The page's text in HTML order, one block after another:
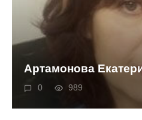
Артамонова
0 989